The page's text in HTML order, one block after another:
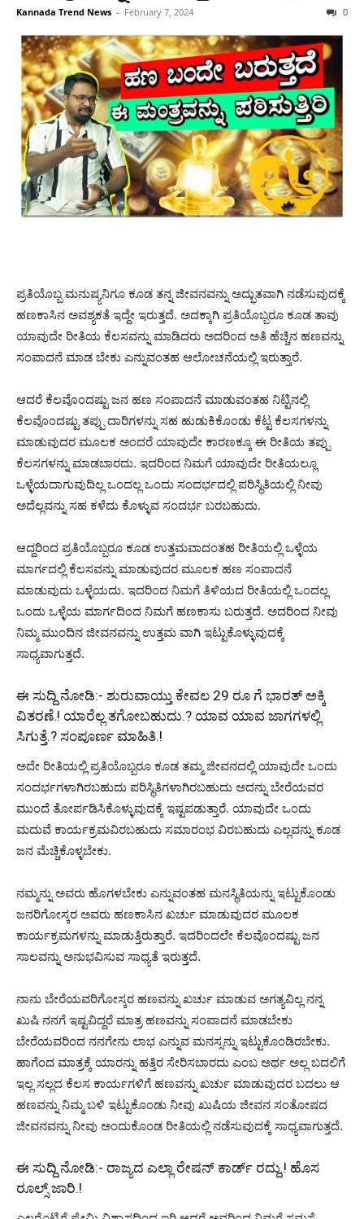
Kannada Trend News - February 7, 2024 0
ಪ್ರತಿಯೊಬ್ಬ ಮನುಷ್ಯನಿಗೂ ಕೂಡ ತನ್ನ ಜೀವನವನ್ನು ಅದ್ಭುತವಾಗಿ ನಡೆಸುವುದಕ್ಕೆ
ಹಣಕಾಸಿನ ಅವಶ್ಯಕತೆ ಇದ್ದೇ ಇರುತ್ತದೆ. ಅದಕ್ಕಾಗಿ ಪ್ರತಿಯೊಬ್ಬರೂ ಕೂಡ ತಾವು
ಯಾವುದೇ ರೀತಿಯ ಕೆಲಸವನ್ನು ಮಾಡಿದರು ಅದರಿಂದ ಅತಿ ಹೆಚ್ಚಿನ ಹಣವನ್ನು
ಸಂಪಾದನೆ ಮಾಡ ಬೇಕು ಎನ್ನುವಂತಹ ಆಲೋಚನೆಯಲ್ಲಿ ಇರುತ್ತಾರೆ.
ಆದರೆ ಕೆಲವೊಂದಷ್ಟು ಜನ ಹಣ ಸಂಪಾದನೆ ಮಾಡುವಂತಹ ನಿಟ್ಟಿನಲ್ಲಿ
ಕೆಲವೊಂದಷ್ಟು ತಪ್ಪು ದಾರಿಗಳನ್ನು ಸಹ ಹುಡುಕಿಕೊಂಡು ಕೆಟ್ಟ ಕೆಲಸಗಳನ್ನು
ಮಾಡುವುದರ ಮೂಲಕ ಅಂದರೆ ಯಾವುದೇ ಕಾರಣಕ್ಕೂ ಈ ರೀತಿಯ ತಪ್ಪು
ಕೆಲಸಗಳನ್ನು ಮಾಡಬಾರದು. ಇದರಿಂದ ನಿಮಗೆ ಯಾವುದೇ ರೀತಿಯಲ್ಲೂ
ಒಳ್ಳೆಯದಾಗುವುದಿಲ್ಲ ಒಂದಲ್ಲ ಒಂದು ಸಂದರ್ಭದಲ್ಲಿ ಪರಿಸ್ಥಿತಿಯಲ್ಲಿ ನೀವು
ಅದೆಲ್ಲವನ್ನು ಸಹ ಕಳೆದು ಕೊಳ್ಳುವ ಸಂದರ್ಭ ಬರಬಹುದು.
ಆದ್ದರಿಂದ ಪ್ರತಿಯೊಬ್ಬರೂ ಕೂಡ ಉತ್ತಮವಾದಂತಹ ರೀತಿಯಲ್ಲಿ ಒಳ್ಳೆಯ
ಮಾರ್ಗದಲ್ಲಿ ಕೆಲಸವನ್ನು ಮಾಡುವುದರ ಮೂಲಕ ಹಣ ಸಂಪಾದನೆ
ಮಾಡುವುದು ಒಳ್ಳೆಯದು. ಇದರಿಂದ ನಿಮಗೆ ತಿಳಿಯದ ರೀತಿಯಲ್ಲಿ ಒಂದಲ್ಲ
ಒಂದು ಒಳ್ಳೆಯ ಮಾರ್ಗದಿಂದ ನಿಮಗೆ ಹಣಕಾಸು ಬರುತ್ತದೆ. ಅದರಿಂದ ನೀವು
ನಿಮ್ಮ ಮುಂದಿನ ಜೀವನವನ್ನು ಉತ್ತಮ ವಾಗಿ ಇಟ್ಟುಕೊಳ್ಳುವುದಕ್ಕೆ
ಸಾಧ್ಯವಾಗುತ್ತದೆ.
ಈ ಸುದ್ದಿ ನೋಡಿ:- ಶುರುವಾಯ್ತು ಕೇವಲ 29 ರೂ ಗೆ ಭಾರತ್ ಅಕ್ಕಿ
ವಿತರಣೆ.! ಯಾರೆಲ್ಲ ತಗೋಬಹುದು.? ಯಾವ ಯಾವ ಜಾಗಗಳಲ್ಲಿ
ಸಿಗುತ್ತೆ.? ಸಂಪೂರ್ಣ ಮಾಹಿತಿ.!
ಅದೇ ರೀತಿಯಲ್ಲಿ ಪ್ರತಿಯೊಬ್ಬರೂ ಕೂಡ ತಮ್ಮ ಜೀವನದಲ್ಲಿ ಯಾವುದೇ ಒಂದು
ಸಂದರ್ಭಗಳಾಗಿರಬಹುದು ಪರಿಸ್ಥಿತಿಗಳಾಗಿರಬಹುದು ಅದನ್ನು ಬೇರೆಯವರ
ಮುಂದೆ ತೋರ್ಪಡಿಸಿಕೊಳ್ಳುವುದಕ್ಕೆ ಇಷ್ಟಪಡುತ್ತಾರೆ. ಯಾವುದೇ ಒಂದು
ಮದುವೆ ಕಾರ್ಯಕ್ರಮವಿರಬಹುದು ಸಮಾರಂಭ ವಿರಬಹುದು ಎಲ್ಲವನ್ನು ಕೂಡ
ಜನ ಮೆಚ್ಚಿಕೊಳ್ಳಬೇಕು.
ನಮ್ಮನ್ನು ಅವರು ಹೊಗಳಬೇಕು ಎನ್ನುವಂತಹ ಮನಸ್ಥಿತಿಯನ್ನು ಇಟ್ಟುಕೊಂಡು
ಜನರಿಗೋಸ್ಕರ ಅವರು ಹಣಕಾಸಿನ ಖರ್ಚು ಮಾಡುವುದರ ಮೂಲಕ
ಕಾರ್ಯಕ್ರಮಗಳನ್ನು ಮಾಡುತ್ತಿರುತ್ತಾರೆ. ಇದರಿಂದಲೇ ಕೆಲವೊಂದಷ್ಟು ಜನ
ಸಾಲವನ್ನು ಅನುಭವಿಸುವ ಸಾಧ್ಯತೆ ಇರುತ್ತದೆ.
ನಾನು ಬೇರೆಯವರಿಗೋಸ್ಕರ ಹಣವನ್ನು ಖರ್ಚು ಮಾಡುವ ಅಗತ್ಯವಿಲ್ಲ ನನ್ನ
ಖುಷಿ ನನಗೆ ಇಷ್ಟವಿದ್ದರೆ ಮಾತ್ರ ಹಣವನ್ನು ಸಂಪಾದನೆ ಮಾಡಬೇಕು
ಬೇರೆಯವರಿಂದ ನನಗೇನು ಲಾಭ ಎನ್ನುವ ಮನಸ್ಸನ್ನು ಇಟ್ಟುಕೊಂಡಿರಬೇಕು.
ಹಾಗೆಂದ ಮಾತ್ರಕ್ಕೆ ಯಾರನ್ನು ಹತ್ತಿರ ಸೇರಿಸಬಾರದು ಎಂಬ ಅರ್ಥ ಅಲ್ಲ ಬದಲಿಗೆ
ಇಲ್ಲ ಸಲ್ಲದ ಕೆಲಸ ಕಾರ್ಯಗಳಿಗೆ ಹಣವನ್ನು ಖರ್ಚು ಮಾಡುವುದರ ಬದಲು ಆ
ಹಣವನ್ನು ನಿಮ್ಮ ಬಳಿ ಇಟ್ಟುಕೊಂಡು ನೀವು ಖುಷಿಯ ಜೀವನ ಸಂತೋಷದ
ಜೀವನವನ್ನು ನೀವು ಅಂದುಕೊಂಡ ರೀತಿಯಲ್ಲಿ ನಡೆಸುವುದಕ್ಕೆ ಸಾಧ್ಯವಾಗುತ್ತದೆ.
ಈ ಸುದ್ದಿ ನೋಡಿ:- ರಾಜ್ಯದ ಎಲ್ಲಾ ರೇಷನ್ ಕಾರ್ಡ್ ರದ್ದು.! ಹೊಸ
ರೂಲ್ಸ್ ಜಾರಿ.!